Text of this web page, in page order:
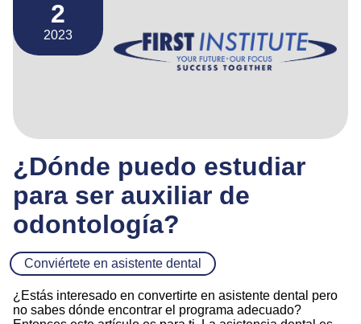
2
2023
¿Dónde puedo estudiar
para ser auxiliar de
odontología?
Conviértete en asistente dental
¿Estás interesado en convertirte en asistente dental pero
no sabes dónde encontrar el programa adecuado?